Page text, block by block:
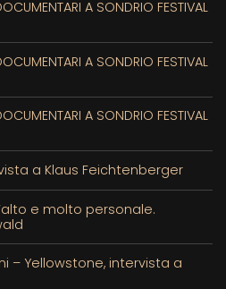
A SONDRIO FESTIVAL
A SONDRIO FESTIVAL
A SONDRIO FESTIVAL
a Klaus Feichtenberger
e molto personale.
– Yellowstone, intervista a